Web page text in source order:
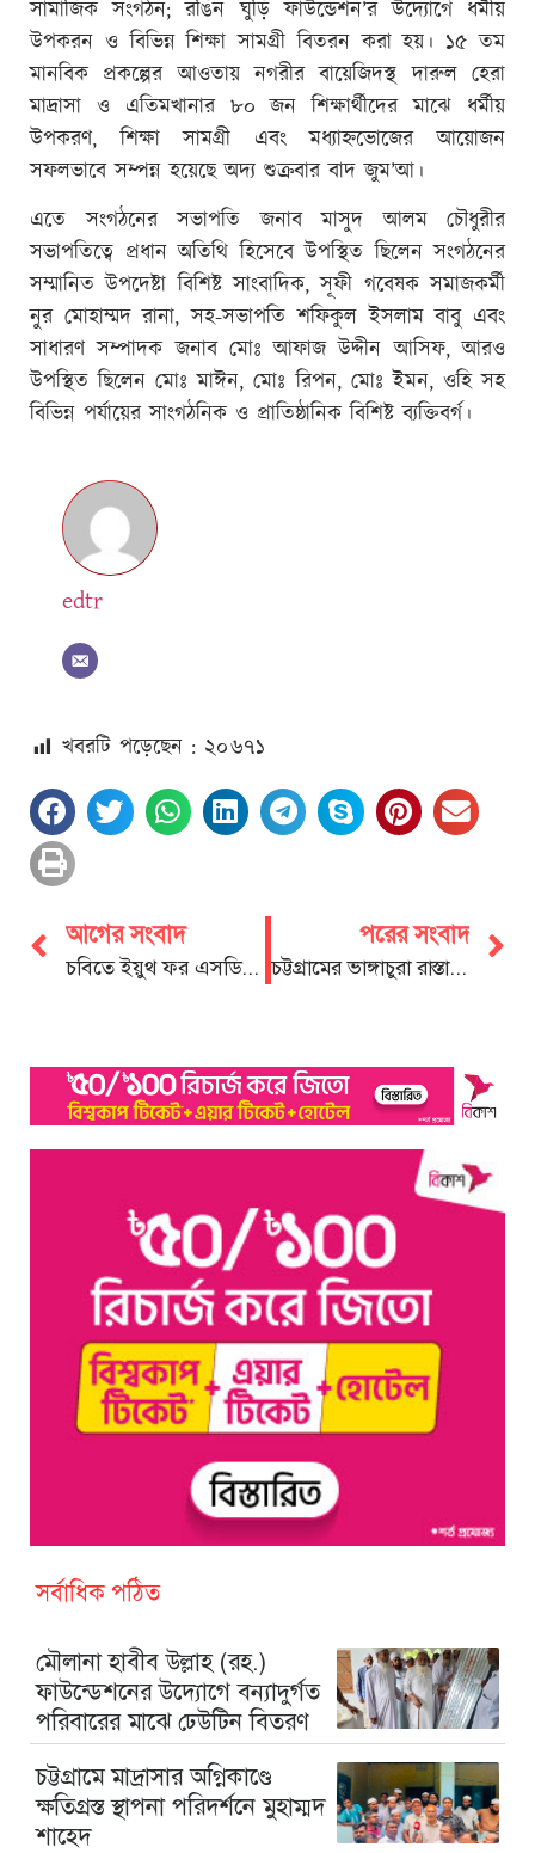
সামাজিক সংগঠন; রঙিন ঘুড়ি ফাউন্ডেশন’র উদ্যোগে ধর্মীয়
উপকরন ও বিভিন্ন শিক্ষা সামগ্রী বিতরন করা হয়। ১৫ তম
মানবিক প্রকল্পের আওতায় নগরীর বায়েজিদস্থ দারুল হেরা
মাদ্রাসা ও এতিমখানার ৮০ জন শিক্ষার্থীদের মাঝে ধর্মীয়
উপকরণ, শিক্ষা সামগ্রী এবং মধ্যাহ্নভোজের আয়োজন
সফলভাবে সম্পন্ন হয়েছে অদ্য শুক্রবার বাদ জুম’আ।
এতে সংগঠনের সভাপতি জনাব মাসুদ আলম চৌধুরীর
সভাপতিত্বে প্রধান অতিথি হিসেবে উপস্থিত ছিলেন সংগঠনের
সম্মানিত উপদেষ্টা বিশিষ্ট সাংবাদিক, সূফী গবেষক সমাজকর্মী
নুর মোহাম্মদ রানা, সহ-সভাপতি শফিকুল ইসলাম বাবু এবং
সাধারণ সম্পাদক জনাব মোঃ আফাজ উদ্দীন আসিফ, আরও
উপস্থিত ছিলেন মোঃ মাঈন, মোঃ রিপন, মোঃ ইমন, ওহি সহ
বিভিন্ন পর্যায়ের সাংগঠনিক ও প্রাতিষ্ঠানিক বিশিষ্ট ব্যক্তিবর্গ।
edtr
খবরটি পড়েছেন : ২০৬৭১
আগের সংবাদ
চবিতে ইয়ুথ ফর এসডিজি’ র নেতৃত্বে সোহান -রুপক
পরের সংবাদ
চট্টগ্রামের ভাঙ্গাচুরা রাস্তা দ্রুত মেরামত করা হবে:ডা.শাহাদাত
সর্বাধিক পঠিত
মৌলানা হাবীব উল্লাহ (রহ.)
ফাউন্ডেশনের উদ্যোগে বন্যাদুর্গত
পরিবারের মাঝে ঢেউটিন বিতরণ
চট্টগ্রামে মাদ্রাসার অগ্নিকাণ্ডে
ক্ষতিগ্রস্ত স্থাপনা পরিদর্শনে মুহাম্মদ
শাহেদ